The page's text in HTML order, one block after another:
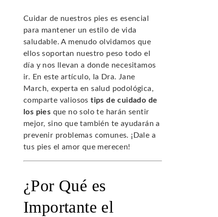
Cuidar de nuestros pies es esencial
para mantener un estilo de vida
saludable. A menudo olvidamos que
ellos soportan nuestro peso todo el
día y nos llevan a donde necesitamos
ir. En este artículo, la Dra. Jane
March, experta en salud podológica,
comparte valiosostips de cuidado de
los pies que no solo te harán sentir
mejor, sino que también te ayudarán a
prevenir problemas comunes. ¡Dale a
tus pies el amor que merecen!
¿Por Qué es
Importante el